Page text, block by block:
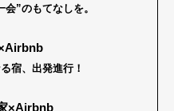
”のもてなしを。
宿、出発進行！
×Airbnb